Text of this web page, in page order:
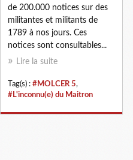
de 200.000 notices sur des
militantes et militants de
1789 à nos jours. Ces
notices sont consultables...
Lire la suite
Tag(s) : #MOLCER 5,
#L'inconnu(e) du Maitron